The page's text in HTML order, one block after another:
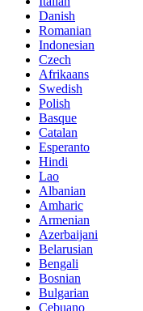
Danish
Romanian
Indonesian
Czech
Afrikaans
Swedish
Polish
Basque
Catalan
Esperanto
Hindi
Lao
Albanian
Amharic
Armenian
Azerbaijani
Belarusian
Bengali
Bosnian
Bulgarian
Cebuano